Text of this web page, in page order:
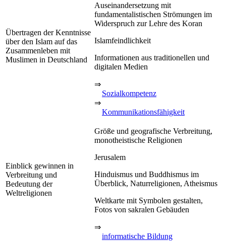
Übertragen der Kenntnisse
über den Islam auf das
Zusammenleben mit
Muslimen in Deutschland
Auseinandersetzung mit
fundamentalistischen Strömungen im
Widerspruch zur Lehre des Koran
Islamfeindlichkeit
Informationen aus traditionellen und
digitalen Medien
⇒
Sozialkompetenz
⇒
Kommunikationsfähigkeit
Einblick gewinnen in
Verbreitung und
Bedeutung der
Weltreligionen
Größe und geografische Verbreitung,
monotheistische Religionen
Jerusalem
Hinduismus und Buddhismus im
Überblick, Naturreligionen, Atheismus
Weltkarte mit Symbolen gestalten,
Fotos von sakralen Gebäuden
⇒
informatische Bildung